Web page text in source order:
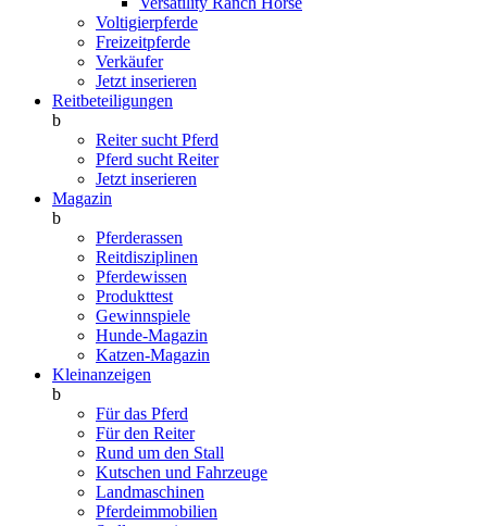
Voltigierpferde
Freizeitpferde
Verkäufer
Jetzt inserieren
Reitbeteiligungen
b
Reiter sucht Pferd
Pferd sucht Reiter
Jetzt inserieren
Magazin
b
Pferderassen
Reitdisziplinen
Pferdewissen
Produkttest
Gewinnspiele
Hunde-Magazin
Katzen-Magazin
Kleinanzeigen
b
Für das Pferd
Für den Reiter
Rund um den Stall
Kutschen und Fahrzeuge
Landmaschinen
Pferdeimmobilien